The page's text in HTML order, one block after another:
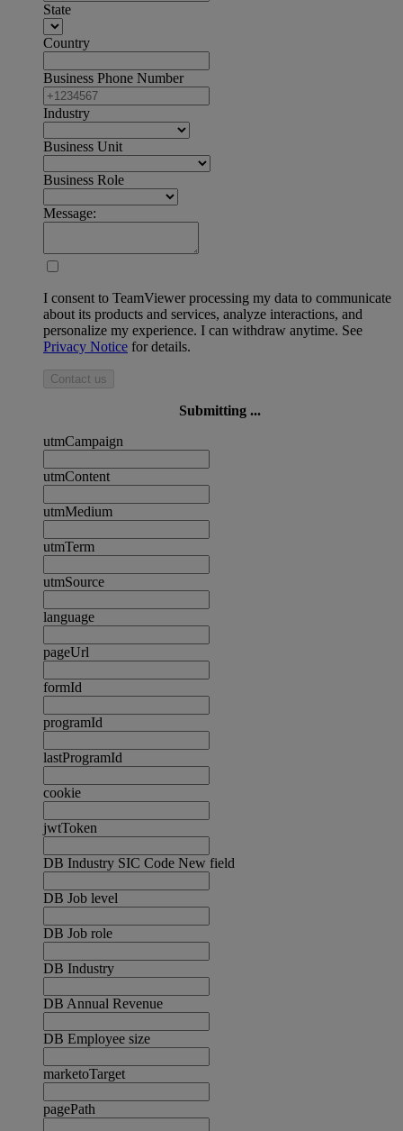
State
Country
Business Phone Number
Industry
Business Unit
Business Role
Message:
I consent to TeamViewer processing my data to communicate
about its products and services, analyze interactions, and
personalize my experience. I can withdraw anytime. See
Privacy Notice for details.
Contact us
Submitting ...
utmCampaign
utmContent
utmMedium
utmTerm
utmSource
language
pageUrl
formId
programId
lastProgramId
cookie
jwtToken
DB Industry SIC Code New field
DB Job level
DB Job role
DB Industry
DB Annual Revenue
DB Employee size
marketoTarget
pagePath